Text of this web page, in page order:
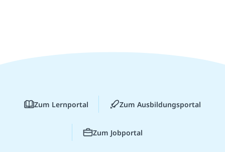
Zum Lernportal Zum Ausbildungsportal
Zum Jobportal